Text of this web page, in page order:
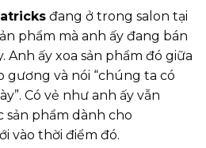
đang ở trong salon tại
phẩm mà anh ấy đang bán
Anh ấy xoa sản phẩm đó giữa
gương và nói “chúng ta có
Có vẻ như anh ấy vẫn
sản phẩm dành cho
vào thời điểm đó.